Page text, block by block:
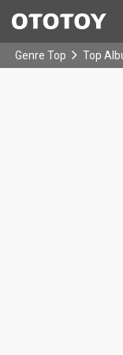
Genre Top Top